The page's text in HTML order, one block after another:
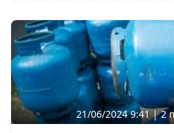
21/06/2024 9:41 | 2